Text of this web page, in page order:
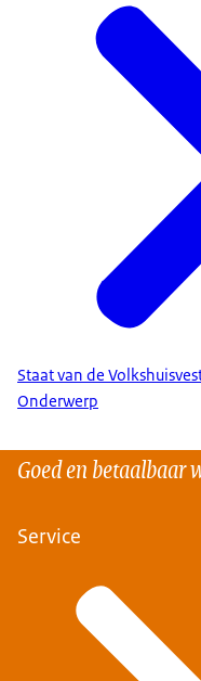
Staat van de
Onderwerp
Goed en betaalbaar
Service